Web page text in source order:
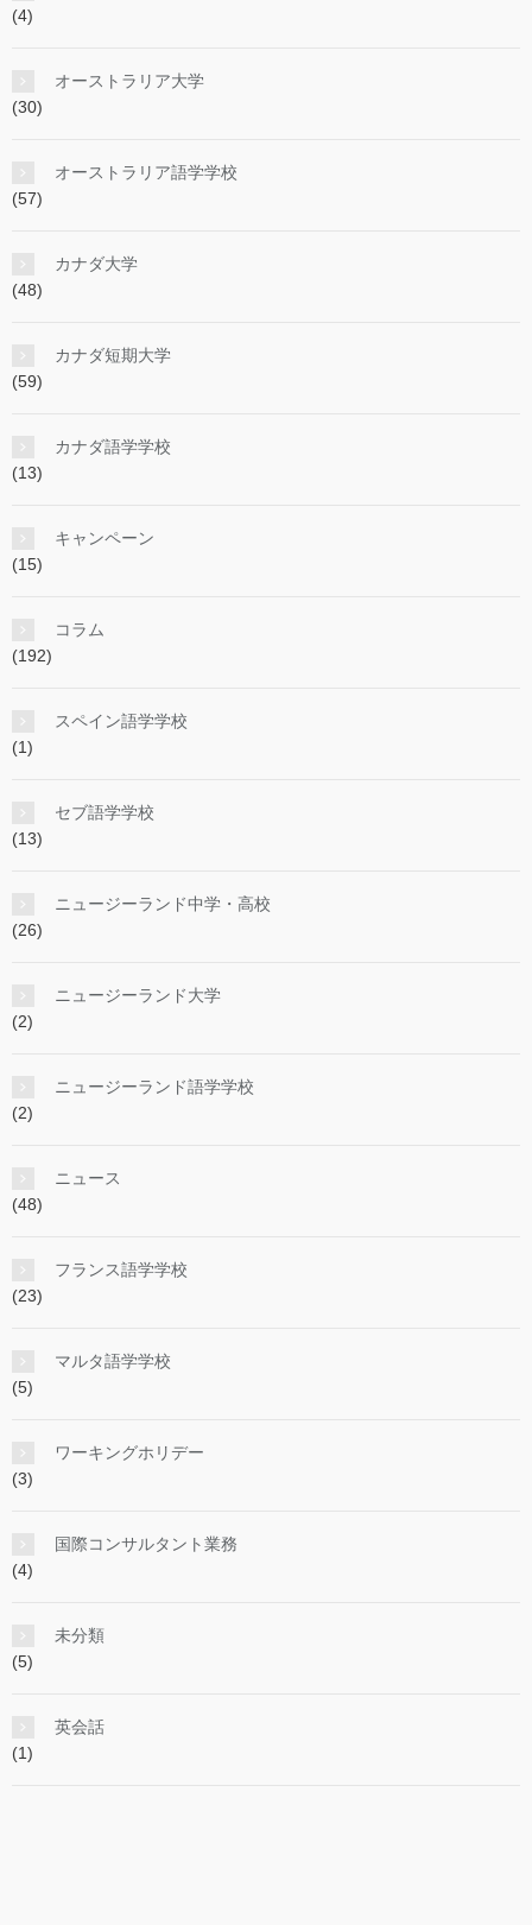
(4)
オーストラリア大学
(30)
オーストラリア語学学校
(57)
カナダ大学
(48)
カナダ短期大学
(59)
カナダ語学学校
(13)
キャンペーン
(15)
コラム
(192)
スペイン語学学校
(1)
セブ語学学校
(13)
ニュージーランド中学・高校
(26)
ニュージーランド大学
(2)
ニュージーランド語学学校
(2)
ニュース
(48)
フランス語学学校
(23)
マルタ語学学校
(5)
ワーキングホリデー
(3)
国際コンサルタント業務
(4)
未分類
(5)
英会話
(1)